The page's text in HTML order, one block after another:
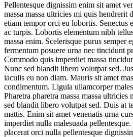
Pellentesque dignissim enim sit amet
massa massa ultricies mi quis hendrerit
etiam tempor orci eu lobortis. Senectus
ac turpis. Lobortis elementum nibh
massa enim. Scelerisque purus semper
fermentum posuere urna nec tincidunt
Commodo quis imperdiet massa
Nunc sed blandit libero volutpat sed.
iaculis eu non diam. Mauris sit amet
condimentum. Ligula ullamcorper
Pharetra pharetra massa massa
sed blandit libero volutpat sed. Duis at
mattis. Enim sit amet venenatis urna
imperdiet nulla malesuada
placerat orci nulla pellentesque